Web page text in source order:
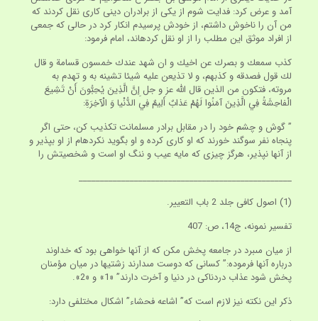
آمد و عرض كرد: فدايت شوم از يكى از برادران دينى كارى نقل كردند كه
من آن را ناخوش داشتم، از خودش پرسيدم انكار كرد در حالى كه جمعى
از افراد موثق اين مطلب را از او نقل كرده‏اند، امام فرمود:
كذب سمعك و بصرك عن اخيك و ان شهد عندك خمسون قسامة و قال
لك قول فصدقه و كذبهم، و لا تذيعن عليه شيئا تشينه به و تهدم به
مروته، فتكون من الذين قال اللَّه عز و جل إِنَّ الَّذِينَ يُحِبُّونَ أَنْ تَشِيعَ
الْفاحِشَةُ فِي الَّذِينَ آمَنُوا لَهُمْ عَذابٌ أَلِيمٌ فِي الدُّنْيا وَ الْآخِرَةِ:
” گوش و چشم خود را در مقابل برادر مسلمانت تكذيب كن، حتى اگر
پنجاه نفر سوگند خورند كه او كارى كرده و او بگويد نكرده‏ام از او بپذير و
از آنها نپذير، هرگز چيزى كه مايه عيب و ننگ او است و شخصيتش را
__________________________________________________
(1) اصول كافى جلد 2 باب التعيير.
تفسير نمونه، ج‏14، ص: 407
از ميان مى‏برد در جامعه پخش مكن كه از آنها خواهى بود كه خداوند
درباره آنها فرموده:” كسانى كه دوست مى‏دارند زشتيها در ميان مؤمنان
پخش شود عذاب دردناكى در دنيا و آخرت دارند” «1» و «2».
ذكر اين نكته نيز لازم است كه” اشاعه فحشاء” اشكال مختلفى دارد: